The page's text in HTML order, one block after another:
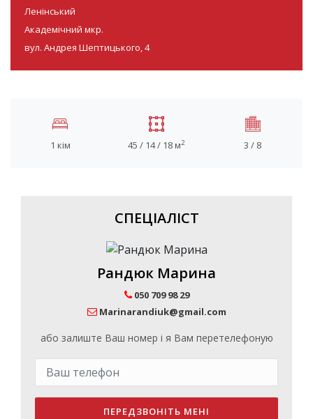
Ленінський
Академічний мкр.
вул. Андрея Шептицького, 4
1 кім 45 / 14 / 18 м2 3 / 8
СПЕЦІАЛІСТ
Рандюк Марина
050 709 98 29
Marinarandiuk@gmail.com
або залиште Ваш номер і я Вам перетелефоную
ПЕРЕДЗВОНІТЬ МЕНІ